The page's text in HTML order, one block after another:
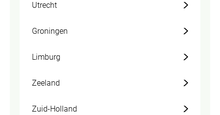
Utrecht
Groningen
Limburg
Zeeland
Zuid-Holland